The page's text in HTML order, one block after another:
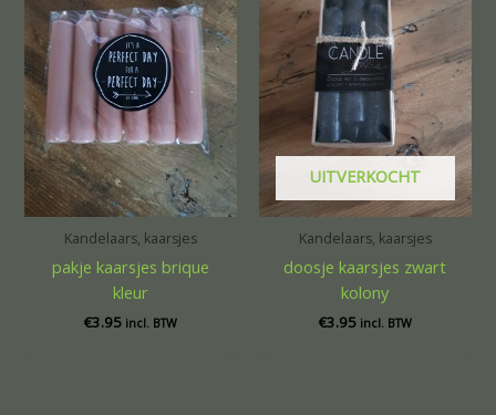
Kandelaars, kaarsjes
pakje kaarsjes brique
kleur
€3.95 incl. BTW
UITVERKOCHT
Kandelaars, kaarsjes
doosje kaarsjes zwart
kolony
€3.95 incl. BTW